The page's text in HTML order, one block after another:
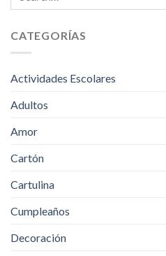
CATEGORÍAS
Actividades Escolares
Adultos
Amor
Cartón
Cartulina
Cumpleaños
Decoración